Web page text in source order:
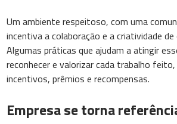
Um ambiente respeitoso, com uma
incentiva a colaboração e a criatividade
Algumas práticas que ajudam a atingir
reconhecer e valorizar cada trabalho
incentivos, prêmios e recompensas.
Empresa se torna